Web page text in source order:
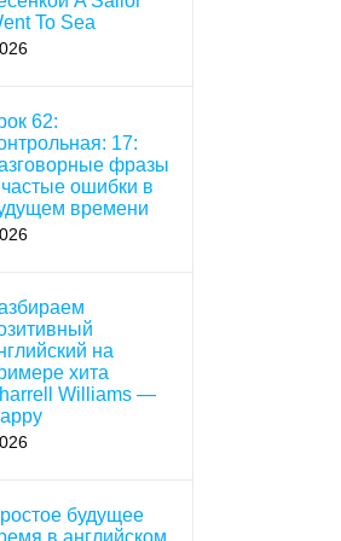
To Sea
62:
17:
фразы
ошибки в
времени
на
хита
Williams —
будущее
в английском